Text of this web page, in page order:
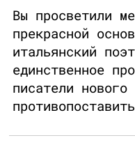
Вы просветили
прекрасной
итальянский
единственное
писатели